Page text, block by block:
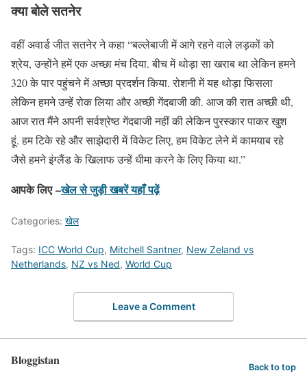
क्या बोले सतनेर
वहीं अवार्ड जीत सतनेर ने कहा “बल्लेबाजी में आगे रहने वाले लड़कों को
श्रेय, उन्होंने हमें एक अच्छा मंच दिया. बीच में थोड़ा सा खराब था लेकिन हमने
320 के पार पहुंचने में अच्छा प्रदर्शन किया. रोशनी में यह थोड़ा फिसला
लेकिन हमने उन्हें रोक लिया और अच्छी गेंदबाजी की. आज की रात अच्छी थी,
आज रात मैंने अपनी सर्वश्रेष्ठ गेंदबाजी नहीं की लेकिन पुरस्कार पाकर खुश
हूं. हम टिके रहे और साझेदारी में विकेट लिए, हम विकेट लेने में कामयाब रहे
जैसे हमने इंग्लैंड के खिलाफ उन्हें धीमा करने के लिए किया था.”
आपके लिए –खेल से जुड़ी खबरें यहाँ पढ़ें
Categories: खेल
Tags: ICC World Cup, Mitchell Santner, New Zeland vs
Netherlands, NZ vs Ned, World Cup
Leave a Comment
Bloggistan Back to top